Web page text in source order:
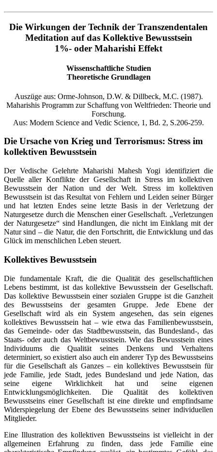
Die Wirkungen der Technik der Transzendentalen
Meditation auf das Kollektive Bewusstsein
1%- oder Maharishi Effekt
Wissenschaftliche Studien
Theoretische Grundlagen
Auszüge aus: Orme-Johnson, D.W. & Dillbeck, M.C. (1987).
Maharishis Programm zur Schaffung von Weltfrieden: Theorie und
Forschung.
Aus: Modern Science and Vedic Science, 1, Bd. 2, S.206-259.
Die Ursache von Krieg und Terrorismus: Stress im
kollektiven Bewusstsein
Der Vedische Gelehrte Maharishi Mahesh Yogi identifiziert die
Quelle aller Konflikte der Gesellschaft in Stress im kollektiven
Bewusstsein der Nation und der Welt. Stress im kollektiven
Bewusstsein ist das Resultat von Fehlern und Leiden seiner Bürger
und hat letzten Endes seine letzte Basis in der Verletzung der
Naturgesetze durch die Menschen einer Gesellschaft. „Verletzungen
der Naturgesetze“ sind Handlungen, die nicht im Einklang mit der
Natur sind – die Natur, die den Fortschritt, die Entwicklung und das
Glück im menschlichen Leben steuert.
Kollektives Bewusstsein
Die fundamentale Kraft, die die Qualität des gesellschaftlichen
Lebens bestimmt, ist das kollektive Bewusstsein der Gesellschaft.
Das kollektive Bewusstsein einer sozialen Gruppe ist die Ganzheit
des Bewusstseins der gesamten Gruppe. Jede Ebene der
Gesellschaft wird als ein System angesehen, das sein eigenes
kollektives Bewusstsein hat – wie etwa das Familienbewusstsein,
das Gemeinde- oder das Stadtbewusstsein, das Bundesland-, das
Staats- oder auch das Weltbewusstsein. Wie das Bewusstsein eines
Individuums die Qualität seines Denkens und Verhaltens
determiniert, so existiert also auch ein anderer Typ des Bewusstseins
für die Gesellschaft als Ganzes – ein kollektives Bewusstsein für
jede Familie, jede Stadt, jedes Bundesland und jede Nation, das
seine eigene Wirklichkeit hat und seine eigenen
Entwicklungsmöglichkeiten. Die Qualität des kollektiven
Bewusstseins einer Gesellschaft ist eine direkte und empfindsame
Widerspiegelung der Ebene des Bewusstseins seiner individuellen
Mitglieder.
Eine Illustration des kollektiven Bewusstseins ist vielleicht in der
allgemeinen Erfahrung zu finden, dass jede Familie eine